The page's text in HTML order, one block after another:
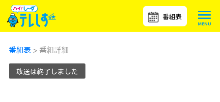
番組表
番組表 > 番組詳細
放送は終了しました